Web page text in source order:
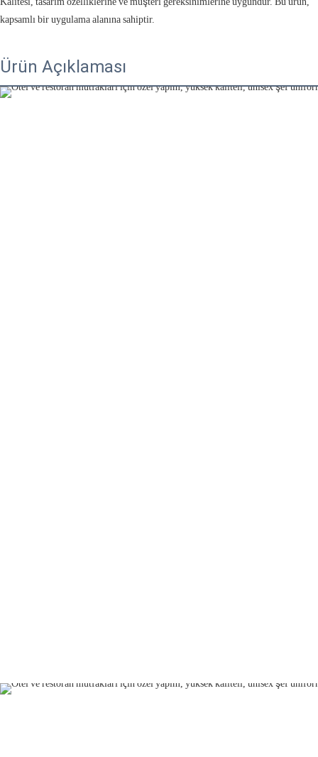
kapsamlı bir uygulama alanına sahiptir.
Ürün Açıklaması